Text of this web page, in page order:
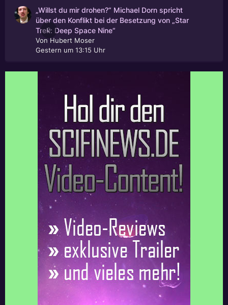
0
„Willst du mir drohen?“ Michael Dorn spricht
über den Konflikt bei der Besetzung von „Star
Trek: Deep Space Nine“
Von Hubert Moser
Gestern um 13:15 Uhr